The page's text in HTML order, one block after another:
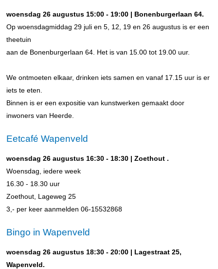
woensdag 26 augustus 15:00 - 19:00 | Bonenburgerlaan 64.
Op woensdagmiddag 29 juli en 5, 12, 19 en 26 augustus is er een
theetuin
aan de Bonenburgerlaan 64. Het is van 15.00 tot 19.00 uur.
We ontmoeten elkaar, drinken iets samen en vanaf 17.15 uur is er
iets te eten.
Binnen is er een expositie van kunstwerken gemaakt door
inwoners van Heerde.
Eetcafé Wapenveld
woensdag 26 augustus 16:30 - 18:30 | Zoethout .
Woensdag, iedere week
16.30 - 18.30 uur
Zoethout, Lageweg 25
3,- per keer aanmelden 06-15532868
Bingo in Wapenveld
woensdag 26 augustus 18:30 - 20:00 | Lagestraat 25,
Wapenveld.